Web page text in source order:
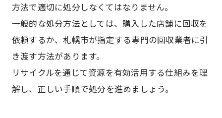
方法で適切に処分しなくてはなりません。
一般的な処分方法としては、購入した店舗に回収を
依頼するか、札幌市が指定する専門の回収業者に引
き渡す方法があります。
リサイクルを通じて資源を有効活用する仕組みを理
解し、正しい手順で処分を進めましょう。